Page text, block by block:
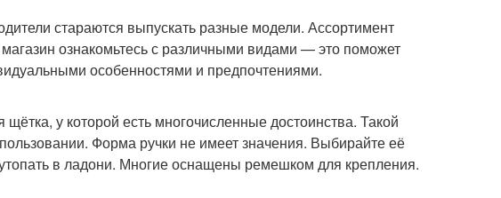
стараются выпускать разные модели. Ассортимент
ознакомьтесь с различными видами — это поможет
особенностями и предпочтениями.
у которой есть многочисленные достоинства. Такой
Форма ручки не имеет значения. Выбирайте её
в ладони. Многие оснащены ремешком для крепления.